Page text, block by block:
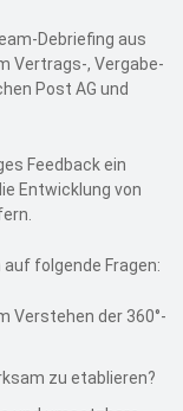
Debriefing aus
Vertrags-, Vergabe-
Post AG und
Feedback ein
Entwicklung von
folgende Fragen:
Verstehen der 360°-
zu etablieren?